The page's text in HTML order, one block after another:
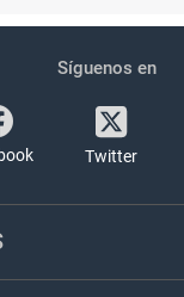
Síguenos en
Twitter